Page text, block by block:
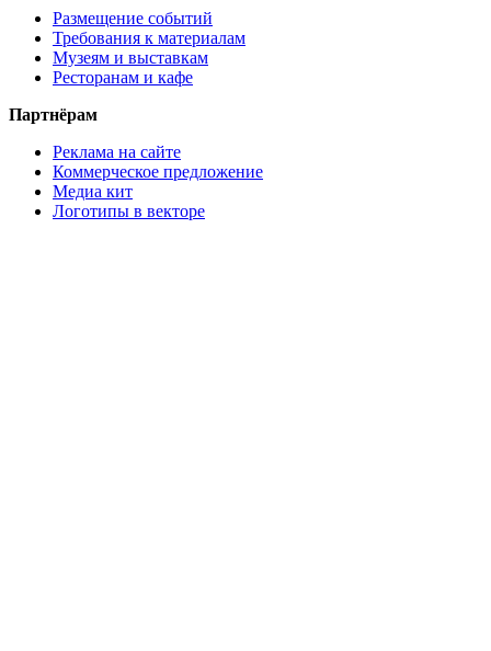
Размещение событий
Требования к материалам
Музеям и выставкам
Ресторанам и кафе
Партнёрам
Реклама на сайте
Коммерческое предложение
Медиа кит
Логотипы в векторе